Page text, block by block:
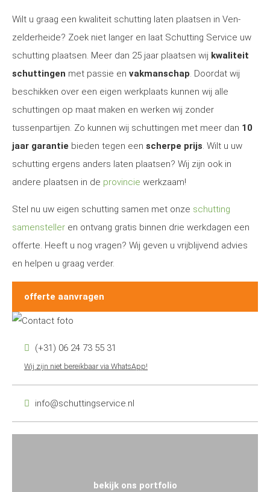
Wilt u graag een kwaliteit schutting laten plaatsen in Ven-
zelderheide? Zoek niet langer en laat Schutting Service uw
schutting plaatsen. Meer dan 25 jaar plaatsen wij kwaliteit
schuttingen met passie en vakmanschap. Doordat wij
beschikken over een eigen werkplaats kunnen wij alle
schuttingen op maat maken en werken wij zonder
tussenpartijen. Zo kunnen wij schuttingen met meer dan 10
jaar garantie bieden tegen een scherpe prijs. Wilt u uw
schutting ergens anders laten plaatsen? Wij zijn ook in
andere plaatsen in de provincie werkzaam!
Stel nu uw eigen schutting samen met onze schutting
samensteller en ontvang gratis binnen drie werkdagen een
offerte. Heeft u nog vragen? Wij geven u vrijblijvend advies
en helpen u graag verder.
offerte aanvragen
(+31) 06 24 73 55 31
Wij zijn niet bereikbaar via WhatsApp!
info@schuttingservice.nl
bekijk ons portfolio